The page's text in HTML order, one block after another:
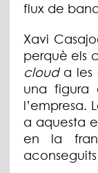
flux de
Xavi
perquè els
clouda les
una figura
l’empresa.
a aquesta
en la